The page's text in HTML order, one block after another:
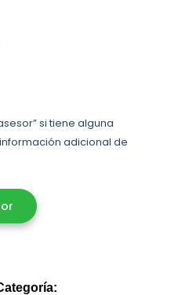
si tiene alguna
adicional de